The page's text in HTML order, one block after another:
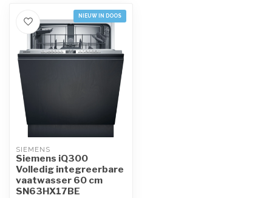
NIEUW IN DOOS
SIEMENS
Siemens iQ300
Volledig integreerbare
vaatwasser 60 cm
SN63HX17BE